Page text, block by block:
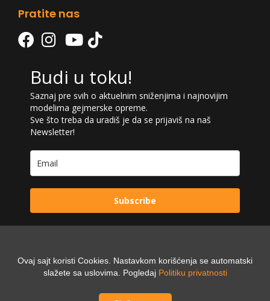
Pratite nas
Budi u toku!
Saznaj pre svih o aktuelnim sniženjima i najnovijim
modelima gejmerske opreme.
Sve što treba da uradiš je da se prijaviš na naš
Newsletter!
Subscribe
Powered by:
Digilex
Ovaj sajt koristi Cookies. Nastavkom korišćenja se automatski
slažete sa uslovima. Pogledaj Politiku privatnosti